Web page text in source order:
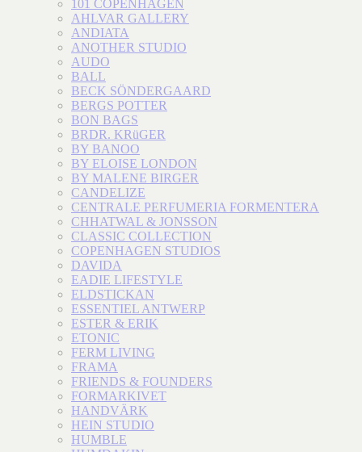
101 COPENHAGEN
AHLVAR GALLERY
ANDIATA
ANOTHER STUDIO
AUDO
BALL
BECK SÖNDERGAARD
BERGS POTTER
BON BAGS
BRDR. KRüGER
BY BANOO
BY ELOISE LONDON
BY MALENE BIRGER
CANDELIZE
CENTRALE PERFUMERIA FORMENTERA
CHHATWAL & JONSSON
CLASSIC COLLECTION
COPENHAGEN STUDIOS
DAVIDA
EADIE LIFESTYLE
ELDSTICKAN
ESSENTIEL ANTWERP
ESTER & ERIK
ETONIC
FERM LIVING
FRAMA
FRIENDS & FOUNDERS
FORMARKIVET
HANDVÄRK
HEIN STUDIO
HUMBLE